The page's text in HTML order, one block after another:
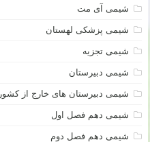
شیمی آی مت
شیمی پزشکی لهستان
شیمی تجزیه
شیمی دبیرستان
شیمی دبیرستان های خارج از کشور
شیمی دهم فصل اول
شیمی دهم فصل دوم